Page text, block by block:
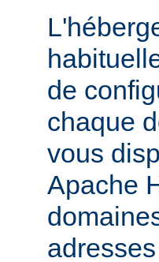
de
chaque
vous
Apache